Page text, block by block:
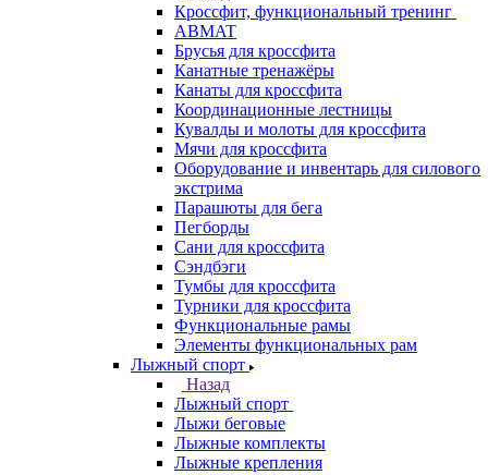
Кроссфит, функциональный тренинг
ABMAT
Брусья для кроссфита
Канатные тренажёры
Канаты для кроссфита
Координационные лестницы
Кувалды и молоты для кроссфита
Мячи для кроссфита
Оборудование и инвентарь для силового
экстрима
Парашюты для бега
Пегборды
Сани для кроссфита
Сэндбэги
Тумбы для кроссфита
Турники для кроссфита
Функциональные рамы
Элементы функциональных рам
Лыжный спорт
Назад
Лыжный спорт
Лыжи беговые
Лыжные комплекты
Лыжные крепления